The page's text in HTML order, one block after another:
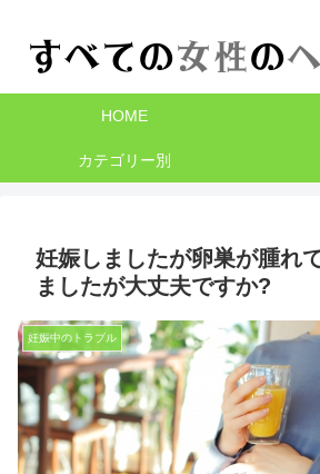
HOME
カテゴリー別
妊娠しましたが卵巣が腫れ
ましたが大丈夫ですか?
妊娠中のトラブル